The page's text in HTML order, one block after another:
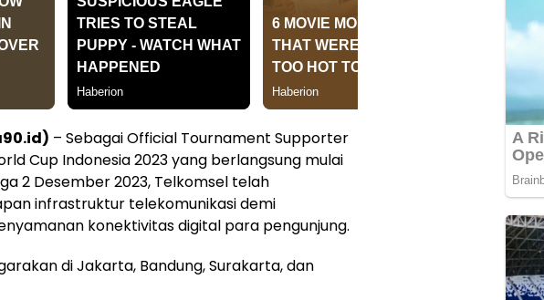
– Sebagai Official Tournament Supporter
Cup Indonesia 2023 yang berlangsung mulai
2 Desember 2023, Telkomsel telah
infrastruktur telekomunikasi demi
konektivitas digital para pengunjung.
di Jakarta, Bandung, Surakarta, dan